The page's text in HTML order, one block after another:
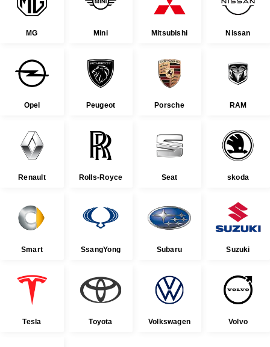
MG Mini Mitsubishi Nissan
Opel Peugeot Porsche RAM
Renault Rolls-Royce Seat skoda
Smart SsangYong Subaru Suzuki
Tesla Toyota Volkswagen Volvo